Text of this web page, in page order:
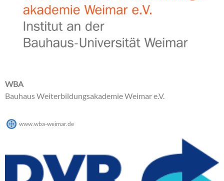
WBA
Bauhaus Weiterbildungsakademie Weimar e.V.
www.wba-weimar.de